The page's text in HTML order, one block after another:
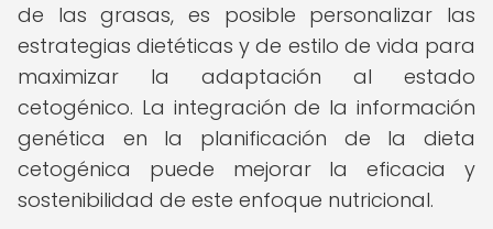
de las grasas, es posible personalizar las
estrategias dietéticas y de estilo de vida para
maximizar la adaptación al estado
cetogénico. La integración de la información
genética en la planificación de la dieta
cetogénica puede mejorar la eficacia y
sostenibilidad de este enfoque nutricional.